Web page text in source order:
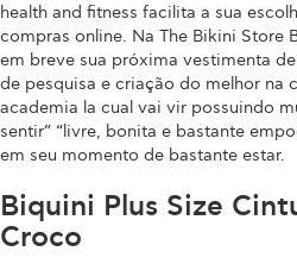
health and fitness facilita a sua
compras online. Na The Bikini Store
em breve sua próxima vestimenta
de pesquisa e criação do melhor na
academia la cual vai vir possuindo
sentir” “livre, bonita e bastante
em seu momento de bastante estar.
Biquini Plus Size
Croco